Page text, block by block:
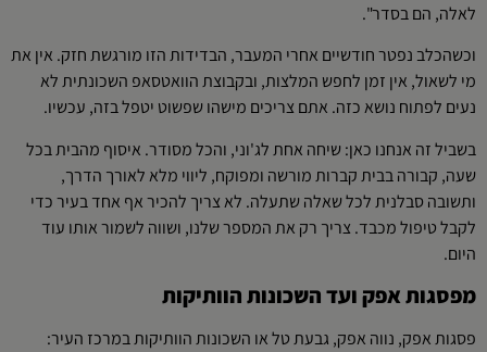
לאלה, הם בסדר".
וכשהכלב נפטר חודשיים אחרי המעבר, הבדידות הזו מורגשת חזק. אין את
מי לשאול, אין זמן לחפש המלצות, ובקבוצת הוואטסאפ השכונתית לא
נעים לפתוח נושא כזה. אתם צריכים מישהו שפשוט יטפל בזה, עכשיו.
בשביל זה אנחנו כאן: שיחה אחת לג'וני, והכל מסודר. איסוף מהבית בכל
שעה, קבורה בבית קברות מורשה ומפוקח, ליווי מלא לאורך הדרך,
ותשובה סבלנית לכל שאלה שתעלה. לא צריך להכיר אף אחד בעיר כדי
לקבל טיפול מכבד. צריך רק את המספר שלנו, ושווה לשמור אותו עוד
היום.
מפסגות אפק ועד השכונות הוותיקות
פסגות אפק, נווה אפק, גבעת טל או השכונות הוותיקות במרכז העיר: